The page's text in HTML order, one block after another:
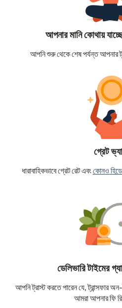
আপনার মানি কোথায়
আপনি শুরু থেকে শেষ পর্যন্ত আপনার
গ্রেট
ধারাবাহিকভাবে গ্রেট রেট এবংকোনও
ডেলিভারি টাইমের
আপনি ট্রাস্ট করতে পারেন যে, ট্রান্সফার
আমরা আপনার ফি